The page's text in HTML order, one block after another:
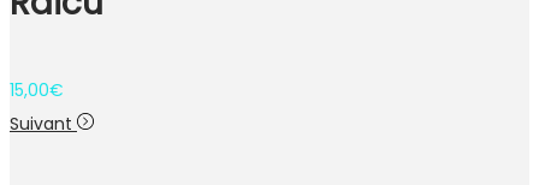
15,00€
Suivant